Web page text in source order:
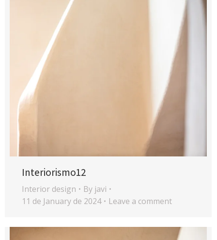
Interiorismo12
Interior design By javi
11 de January de 2024
Leave a comment